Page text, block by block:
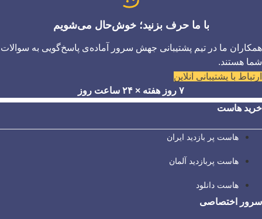
با ما حرف بزنید؛ خوش‌حال می‌شویم
همکاران ما در تیم پشتیبانی جهش سرور آماده‌ی پاسخ‌گویی به سوالات
شما هستند.
ارتباط با پشتیبانی آنلاین
۷ روز هفته × ۲۴ ساعت روز
خرید هاست
هاست پر بازدید ایران
هاست پربازدید آلمان
هاست دانلود
سرور اختصاصی